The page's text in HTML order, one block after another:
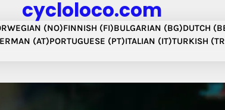
cycloloco.com
(NO)FINNISH (FI)BULGARIAN (BG)DUTCH
(AT)PORTUGUESE (PT)ITALIAN (IT)TURKISH